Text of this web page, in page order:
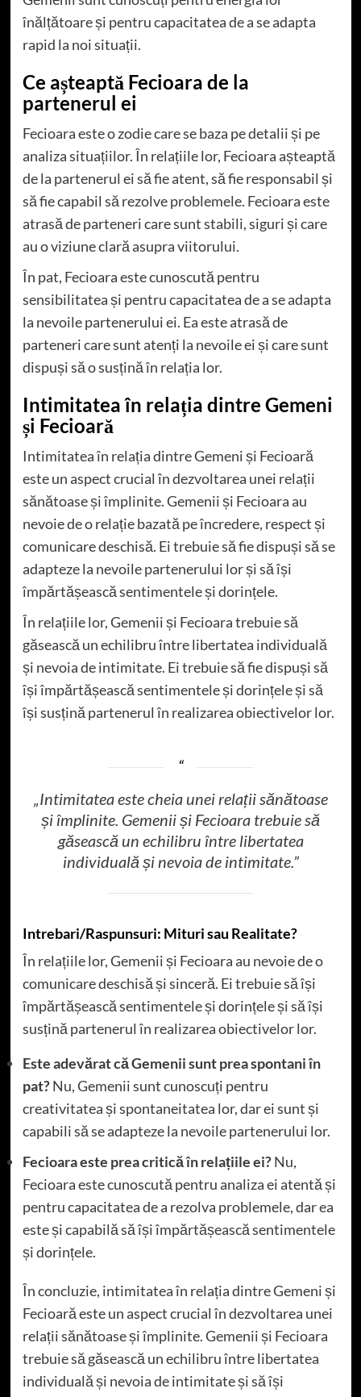
înălțătoare și pentru capacitatea de a se adapta
rapid la noi situații.
Ce așteaptă Fecioara de la
partenerul ei
Fecioara este o zodie care se baza pe detalii și pe
analiza situațiilor. În relațiile lor, Fecioara așteaptă
de la partenerul ei să fie atent, să fie responsabil și
să fie capabil să rezolve problemele. Fecioara este
atrasă de parteneri care sunt stabili, siguri și care
au o viziune clară asupra viitorului.
În pat, Fecioara este cunoscută pentru
sensibilitatea și pentru capacitatea de a se adapta
la nevoile partenerului ei. Ea este atrasă de
parteneri care sunt atenți la nevoile ei și care sunt
dispuși să o susțină în relația lor.
Intimitatea în relația dintre Gemeni
și Fecioară
Intimitatea în relația dintre Gemeni și Fecioară
este un aspect crucial în dezvoltarea unei relații
sănătoase și împlinite. Gemenii și Fecioara au
nevoie de o relație bazată pe încredere, respect și
comunicare deschisă. Ei trebuie să fie dispuși să se
adapteze la nevoile partenerului lor și să își
împărtășească sentimentele și dorințele.
În relațiile lor, Gemenii și Fecioara trebuie să
găsească un echilibru între libertatea individuală
și nevoia de intimitate. Ei trebuie să fie dispuși să
își împărtășească sentimentele și dorințele și să
își susțină partenerul în realizarea obiectivelor lor.
„Intimitatea este cheia unei relații sănătoase
și împlinite. Gemenii și Fecioara trebuie să
găsească un echilibru între libertatea
individuală și nevoia de intimitate.”
Intrebari/Raspunsuri: Mituri sau Realitate?
În relațiile lor, Gemenii și Fecioara au nevoie de o
comunicare deschisă și sinceră. Ei trebuie să își
împărtășească sentimentele și dorințele și să își
susțină partenerul în realizarea obiectivelor lor.
Este adevărat că Gemenii sunt prea spontani în
pat?Nu, Gemenii sunt cunoscuți pentru
creativitatea și spontaneitatea lor, dar ei sunt și
capabili să se adapteze la nevoile partenerului lor.
Fecioara este prea critică în relațiile ei?Nu,
Fecioara este cunoscută pentru analiza ei atentă și
pentru capacitatea de a rezolva problemele, dar ea
este și capabilă să își împărtășească sentimentele
și dorințele.
În concluzie, intimitatea în relația dintre Gemeni și
Fecioară este un aspect crucial în dezvoltarea unei
relații sănătoase și împlinite. Gemenii și Fecioara
trebuie să găsească un echilibru între libertatea
individuală și nevoia de intimitate și să își